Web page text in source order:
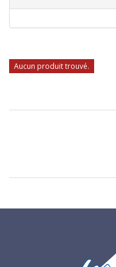
Aucun produit trouvé.